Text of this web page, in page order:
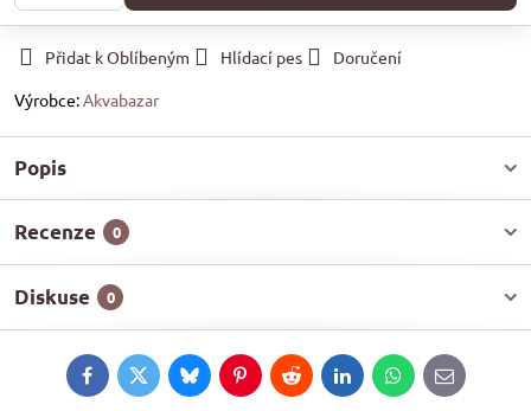
Přidat k Oblíbeným Hlídací pes
Doručení
Výrobce:Akvabazar
Popis
Recenze 0
Diskuse 0
FacebookTwitterBlueskyPinterestRedditLinkedInWhatsApp
E-
mail